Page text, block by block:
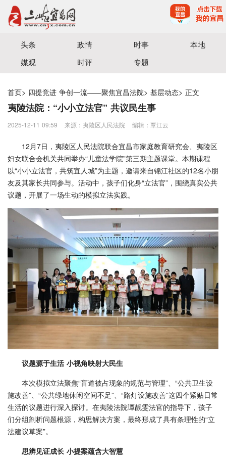
宜昌三峡融媒体中心主办
头条 政情 时事
本地
媒观
时评 专题
首页> 四提竞进 争创一流——聚焦宜昌法院> 基层动态> 正文
夷陵法院：“小小立法官” 共议民生事
2025-12-11 09:59 来源：夷陵区人民法院 编辑：覃江云
12月7日，夷陵区人民法院联合宜昌市家庭教育研究会、夷陵区
妇女联合会机关共同举办“儿童法学院”第三期主题课堂。本期课程
以“小小立法官，共筑宜人城”为主题，邀请来自锦江社区的12名小朋
友及其家长共同参与。活动中，孩子们化身“立法官”，围绕真实公共
议题，开展了一场生动的模拟立法实践。
议题源于生活 小视角映射大民生
本次模拟立法聚焦“盲道被占现象的规范与管理”、“公共卫生设
施改善”、“公共绿地休闲空间不足”、“路灯设施改善”这四个紧贴日常
生活的议题进行深入探讨。在夷陵法院谭靓雯法官的指导下，孩子
们分组剖析问题根源，构思解决方案，最终形成了具有条理性的“立
法建议草案”。
思辨见证成长 小提案蕴含大智慧